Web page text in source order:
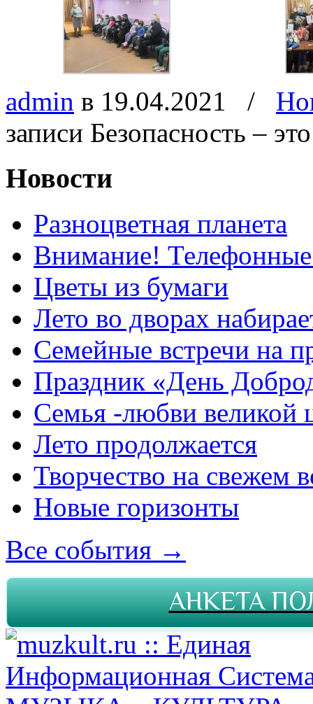
admin в 19.04.2021 /
записи Безопасность –
Новости
Разноцветная планета
Внимание!
Цветы из бумаги
Лето во дворах
Семейные встречи на
Праздник «День
Семья -любви великой
Лето продолжается
Творчество на свежем
Новые горизонты
Все события →
АНКЕТА